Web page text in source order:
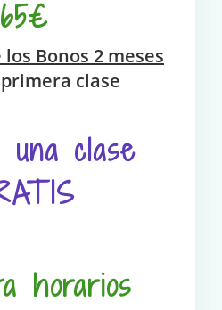
65€
Bonos 2 meses
clase
una clase
horarios